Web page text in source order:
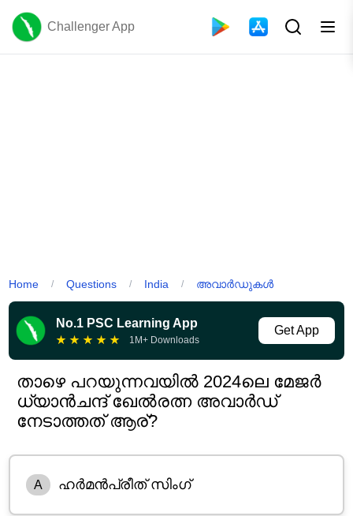
Challenger App
Home / Questions / India / അവാർഡുകൾ
No.1 PSC Learning App
★ ★ ★ ★ ★ 1M+ Downloads
Get App
താഴെ പറയുന്നവയിൽ 2024ലെ മേജർ
ധ്യാൻചന്ദ് ഖേൽരത്ന അവാർഡ്
നേടാത്തത് ആര്?
A ഹർമൻപ്രീത് സിംഗ്